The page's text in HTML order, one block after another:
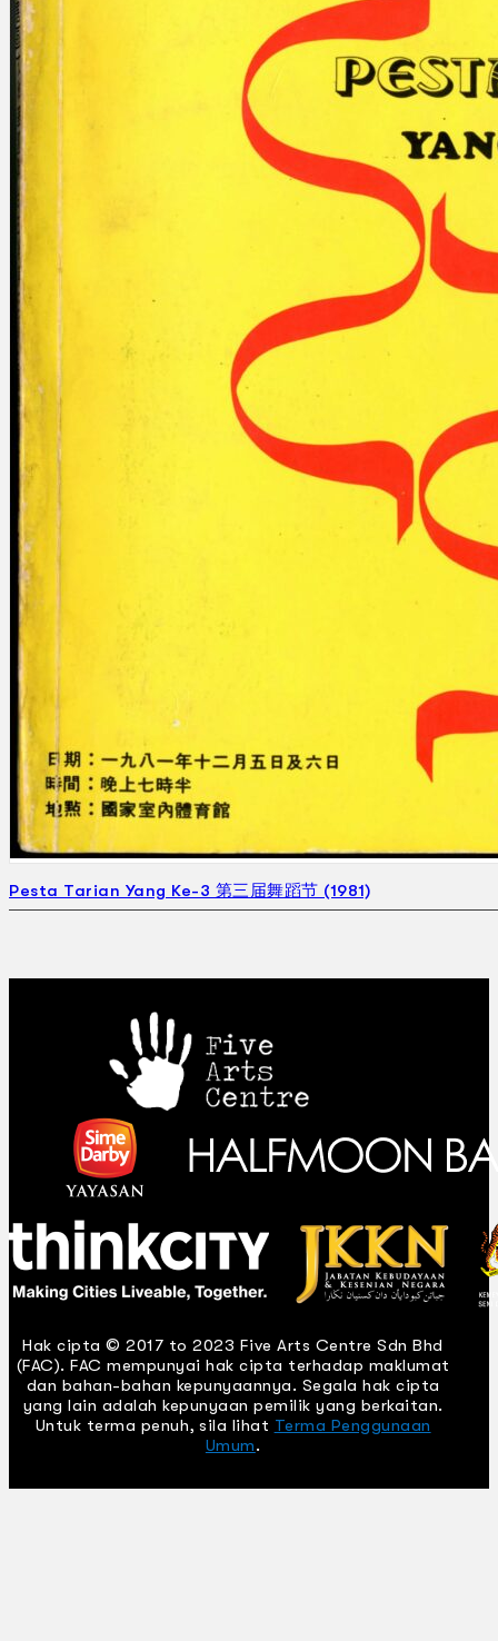
Pesta Tarian Yang Ke-3 第三届舞蹈节 (1981)
Hak cipta © 2017 to 2023 Five Arts Centre Sdn Bhd
(FAC). FAC mempunyai hak cipta terhadap maklumat
dan bahan-bahan kepunyaannya. Segala hak cipta
yang lain adalah kepunyaan pemilik yang berkaitan.
Untuk terma penuh, sila lihat Terma Penggunaan
Umum.